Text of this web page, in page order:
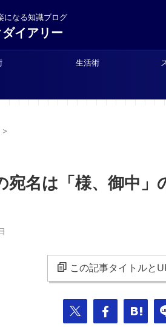
になる知識ブログ
イアリー
生活術
>
宛名は「様、御中」
この記事タイトルと